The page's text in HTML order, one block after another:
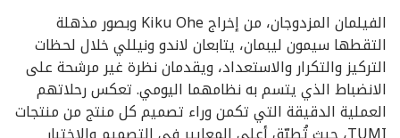
الفيلمان المزدوجان، من إخراج Kiku Ohe وبصور مذهلة
التقطها سيمون ليبمان، يتابعان لاندو ونيللي خلال لحظات
التركيز والتكرار والاستعداد، ويقدمان نظرة غير مرشحة على
الانضباط الذي يتسم به نظامهما اليومي. تعكس رحلاتهم
العملية الدقيقة التي تكمن وراء تصميم كل منتج من منتجات